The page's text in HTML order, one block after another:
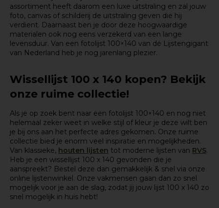
assortiment heeft daarom een luxe uitstraling en zal jouw
foto, canvas of schilderij de uitstraling geven die hij
verdient. Daarnaast ben je door deze hoogwaardige
materialen ook nog eens verzekerd van een lange
levensduur. Van een fotolijst 100×140 van dé Lijstengigant
van Nederland heb je nog jarenlang plezier.
Wissellijst 100 x 140 kopen? Bekijk
onze ruime collectie!
Als je op zoek bent naar een fotolijst 100×140 en nog niet
helemaal zeker weet in welke stijl of kleur je deze wilt ben
je bij ons aan het perfecte adres gekomen. Onze ruime
collectie bied je enorm veel inspiratie en mogelijkheden.
Van klassieke, houten lijsten tot moderne lijsten van RVS.
Heb je een wissellijst 100 x 140 gevonden die je
aanspreekt? Bestel deze dan gemakkelijk & snel via onze
online lijstenwinkel. Onze vakmensen gaan dan zo snel
mogelijk voor je aan de slag, zodat jij jouw lijst 100 x 140 zo
snel mogelijk in huis hebt!